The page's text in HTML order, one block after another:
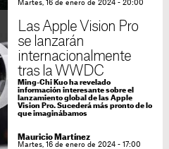
Martes, 16 de enero de 2024 - 20:00
Las Apple Vision Pro
se lanzarán
internacionalmente
tras la WWDC
Ming-Chi Kuo ha revelado
información interesante sobre el
lanzamiento global de las Apple
Vision Pro. Sucederá más pronto de lo
que imaginábamos
Mauricio Martínez
Martes, 16 de enero de 2024 - 17:00